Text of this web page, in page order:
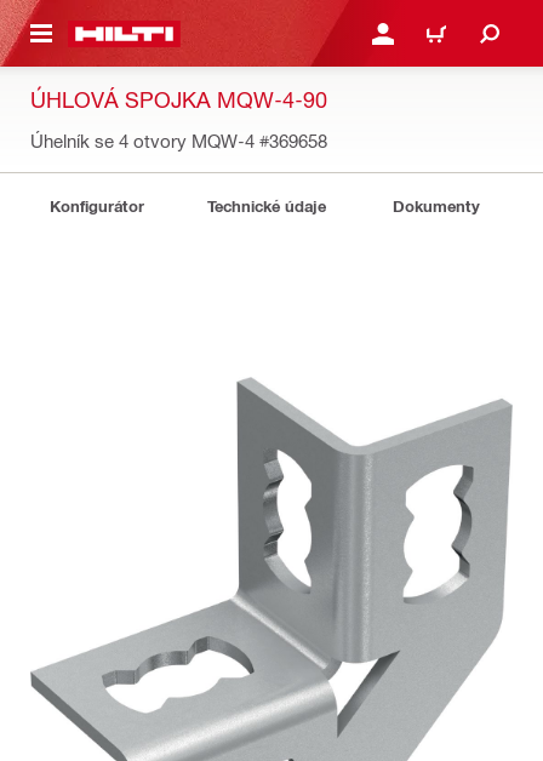
HLAVNÍ OBSAH PŘIHLÁSIT NEBO
KOŠÍK
ÚHLOVÁ SPOJKA MQW-4-90
Úhelník se 4 otvory MQW-4 #369658
Konfigurátor Technické údaje Dokumenty